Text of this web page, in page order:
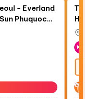
- Everland
Phuquoc